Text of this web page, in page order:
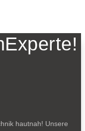
hautnah! Unsere